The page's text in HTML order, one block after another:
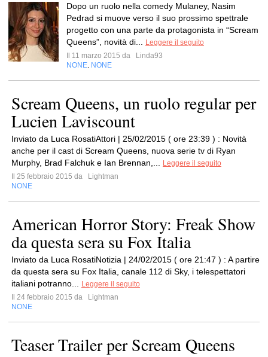
Dopo un ruolo nella comedy Mulaney, Nasim
Pedrad si muove verso il suo prossimo spettrale
progetto con una parte da protagonista in “Scream
Queens”, novità di...
Leggere il seguito
Il 11 marzo 2015 da
Linda93
NONE NONE
Scream Queens, un ruolo regular per
Lucien Laviscount
Inviato da Luca RosatiAttori | 25/02/2015 ( ore 23:39 ) : Novità
anche per il cast di Scream Queens, nuova serie tv di Ryan
Murphy, Brad Falchuk e Ian Brennan,...
Leggere il seguito
Il 25 febbraio 2015 da
Lightman
NONE
American Horror Story: Freak Show
da questa sera su Fox Italia
Inviato da Luca RosatiNotizia | 24/02/2015 ( ore 21:47 ) : A partire
da questa sera su Fox Italia, canale 112 di Sky, i telespettatori
italiani potranno...
Leggere il seguito
Il 24 febbraio 2015 da
Lightman
NONE
Teaser Trailer per Scream Queens